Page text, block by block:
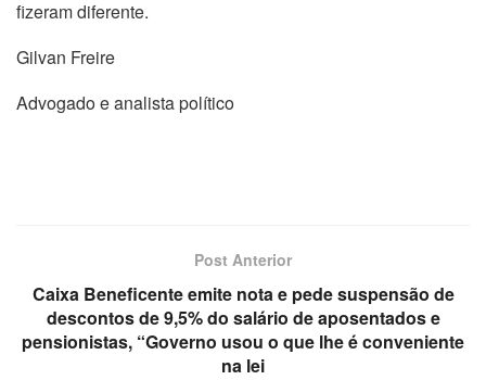
fizeram diferente.
Gilvan Freire
Advogado e analista político
Post Anterior
Caixa Beneficente emite nota e pede suspensão de
descontos de 9,5% do salário de aposentados e
pensionistas, “Governo usou o que lhe é conveniente
na lei